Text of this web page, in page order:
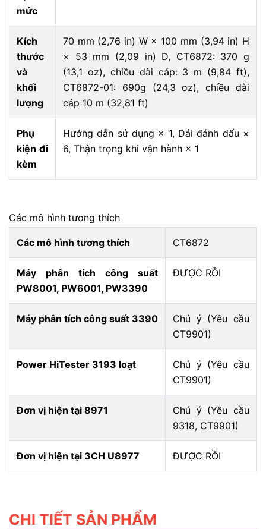
mức
Kích
thước
và
khối
lượng
70 mm (2,76 in) W × 100 mm (3,94 in) H
× 53 mm (2,09 in) D, CT6872: 370 g
(13,1 oz), chiều dài cáp: 3 m (9,84 ft),
CT6872-01: 690g (24,3 oz), chiều dài
cáp 10 m (32,81 ft)
Phụ
kiện đi
kèm
Hướng dẫn sử dụng × 1, Dải đánh dấu ×
6, Thận trọng khi vận hành × 1
Các mô hình tương thích
Các mô hình tương thích CT6872
Máy phân tích công suất
PW8001, PW6001, PW3390
ĐƯỢC RỒI
Máy phân tích công suất 3390
Chú ý (Yêu cầu
CT9901)
Power HiTester 3193 loạt
Chú ý (Yêu cầu
CT9901)
Đơn vị hiện tại 8971
Chú ý (Yêu cầu
9318, CT9901)
Đơn vị hiện tại 3CH U8977 ĐƯỢC RỒI
CHI TIẾT SẢN PHẨM